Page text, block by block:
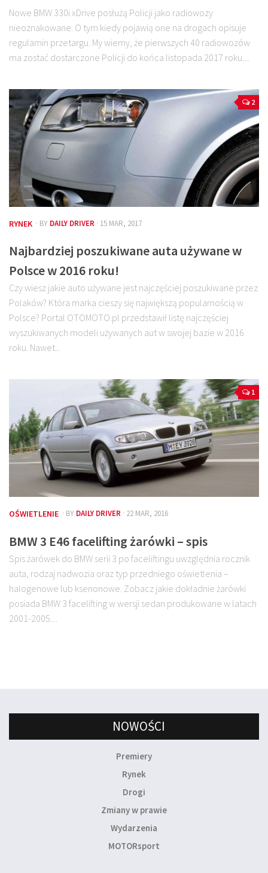
Nowe BMW 330i xDrive posłużą Policji jako radiowozy
nieoznakowane. O tym kiedy pojawią one na drogach opisuje
regulamin przetargu. My wiemy, że pierwszych 40 radiowozów
ma zostać dostarczone Policji do końca listopada 2017 roku....
2
RYNEK · BY DAILY DRIVER · 15 MAR, 2017
Najbardziej poszukiwane auta używane w
Polsce w 2016 roku!
Czy wiesz jakie auto używane jest najczęściej poszukiwane przez
Polaków? Która marka cieszy się największą popularnością w
Polsce? Portal OTOMOTO.pl przedstawił listę najczęściej
wyszukiwanych modeli używanych aut w swojej bazie w 2016
roku. Nawet...
1
OŚWIETLENIE · BY DAILY DRIVER · 22 MAR, 2016
BMW 3 E46 facelifting żarówki – spis
Spis żarówek do BMW serii 3 po faceliftingu uwzględnia rocznik
auta, rodzaj nadwozia oraz typ przedniego oświetlenia –
halogenowe lub ksenonowe. Zobacz jakie dokładnie żarówki
posiada BMW 3 facelifting w wersji sedan produkowane w latach
2001-2005....
NOWOŚCI
Premiery
Rynek
Drogi
Zmiany w prawie
Wydarzenia
MOTORsport